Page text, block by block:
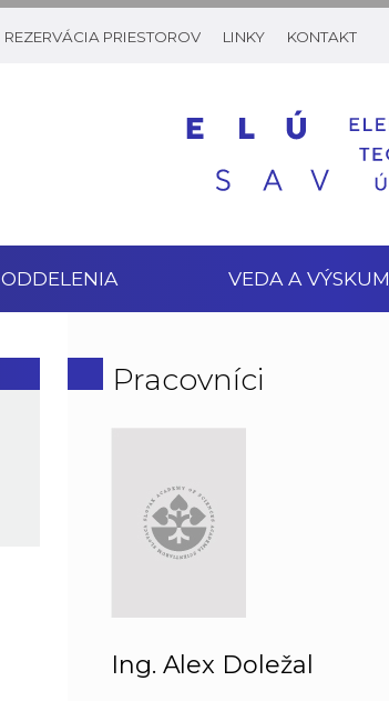
REZERVÁCIA PRIESTOROV LINKY KONTAKT
ODDELENIA VEDA A VÝSKUM
Pracovníci
Ing. Alex Doležal